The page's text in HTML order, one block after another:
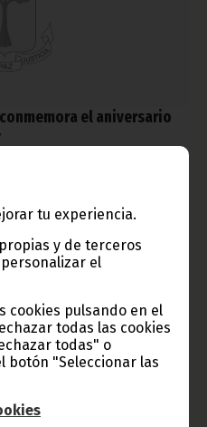
tu experiencia.
y de terceros
el
cookies pulsando en el
todas las cookies
todas" o
botón "Seleccionar las
el aniversario
de Marruecos en
especial en el Hotel 3 de
la misma era la
de la proclamación